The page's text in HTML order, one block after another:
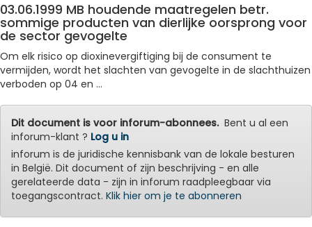
03.06.1999 MB houdende maatregelen betr.
sommige producten van dierlijke oorsprong voor
de sector gevogelte
Om elk risico op dioxinevergiftiging bij de consument te
vermijden, wordt het slachten van gevogelte in de slachthuizen
verboden op 04 en ...
Dit document is voor inforum-abonnees.Bent u al een
inforum-klant ? Log u in
inforum is de juridische kennisbank van de lokale besturen
in België. Dit document of zijn beschrijving - en alle
gerelateerde data - zijn in inforum raadpleegbaar via
toegangscontract. Klik hier om je te abonneren